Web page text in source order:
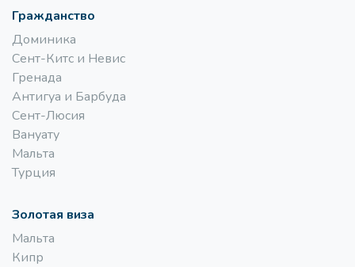
Гражданство
Доминика
Сент-Китс и Невис
Гренада
Антигуа и Барбуда
Сент-Люсия
Вануату
Мальта
Турция
Золотая виза
Мальта
Кипр